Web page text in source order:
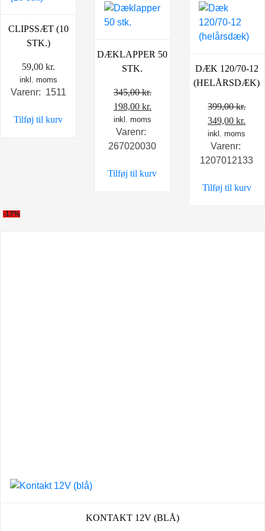
CLIPSSÆT (10
STK.)
59,00 kr.
inkl. moms
Varenr: 1511
Tilføj til kurv
DÆKLAPPER 50
STK.
345,00kr.
Den
oprindelige
pris
var:
198,00 kr.
aktuelle
er:
inkl. moms
Varenr:
267020030
Tilføj til kurv
DÆK 120/70-12
(HELÅRSDÆK)
399,00kr.
Den
oprindelige
pris
var:
349,00kr.
er:
inkl. moms
Varenr:
1207012133
Tilføj til kurv
-17%
KONTAKT 12V (BLÅ)